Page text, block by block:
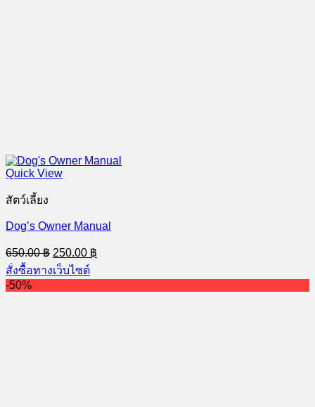
Quick View
สัตว์เลี้ยง
Dog’s Owner Manual
650.00฿ Original
price
was:
650.00 ฿.
250.00 ฿
price
250.00 ฿.
สั่งซื้อทางเว็บไซต์
-50%